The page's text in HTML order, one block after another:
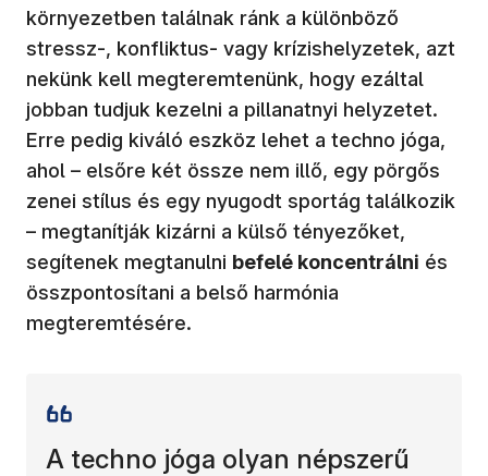
környezetben találnak ránk a különböző
stressz-, konfliktus- vagy krízishelyzetek, azt
nekünk kell megteremtenünk, hogy ezáltal
jobban tudjuk kezelni a pillanatnyi helyzetet.
Erre pedig kiváló eszköz lehet a techno jóga,
ahol – elsőre két össze nem illő, egy pörgős
zenei stílus és egy nyugodt sportág találkozik
– megtanítják kizárni a külső tényezőket,
segítenek megtanulni befelé koncentrálni és
összpontosítani a belső harmónia
megteremtésére.
A techno jóga olyan népszerű